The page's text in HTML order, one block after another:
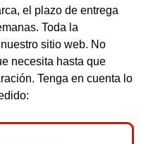
el plazo de entrega
Toda la
sitio web. No
necesita hasta que
Tenga en cuenta lo